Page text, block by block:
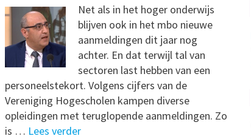
Net als in het hoger onderwijs
blijven ook in het mbo nieuwe
aanmeldingen dit jaar nog
achter. En dat terwijl tal van
sectoren last hebben van een
personeelstekort. Volgens cijfers van de
Vereniging Hogescholen kampen diverse
opleidingen met teruglopende aanmeldingen. Zo
is … Lees verder